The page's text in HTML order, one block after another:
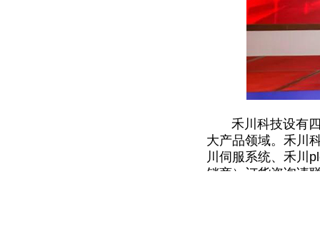
禾川科技设有四
大产品领域。禾川
川伺服系统、 禾川
销商） 订货咨询请